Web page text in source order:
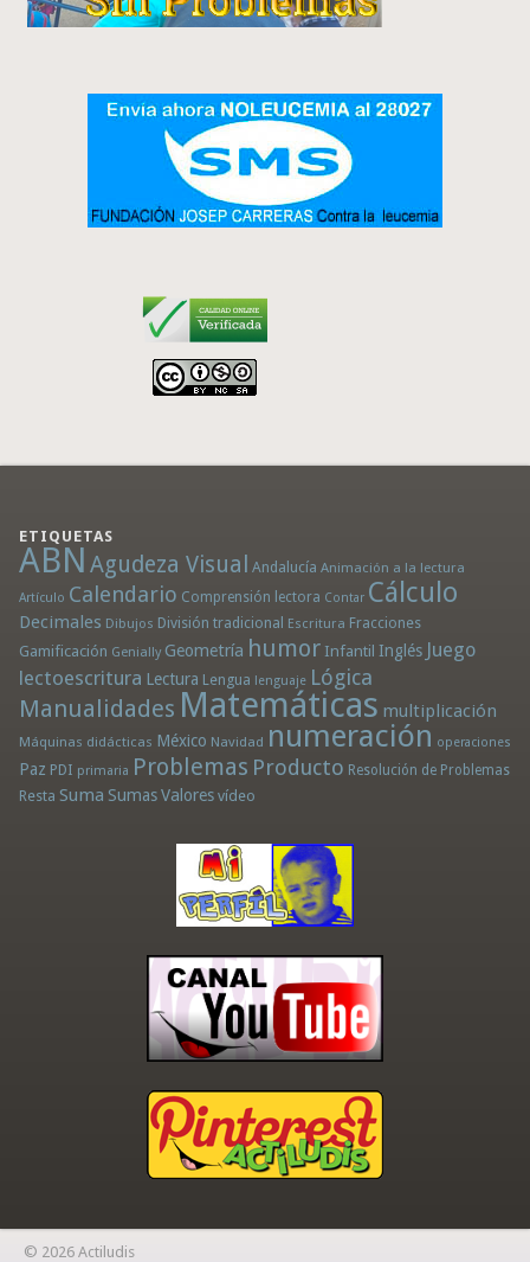
ETIQUETAS
ABN Agudeza Visual Andalucía Animación a la lectura
Artículo Calendario Comprensión lectora Contar Cálculo
Decimales Dibujos División tradicional Escritura Fracciones
Gamificación Genially Geometría humor Infantil Inglés Juego
lectoescritura Lectura Lengua lenguaje Lógica
Manualidades Matemáticas multiplicación
Máquinas didácticas México Navidad numeración operaciones
Paz PDI primaria Problemas Producto Resolución de Problemas
Resta Suma Sumas Valores vídeo
© 2026 Actiludis